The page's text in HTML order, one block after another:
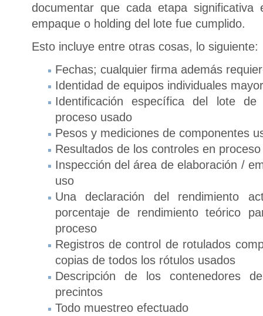
documentar que cada etapa significativa
empaque o holding del lote fue cumplido.
Esto incluye entre otras cosas, lo siguiente:
Fechas; cualquier firma además
Identidad de equipos individuales
Identificación específica del lote
proceso usado
Pesos y mediciones de componentes
Resultados de los controles en
Inspección del área de elaboración /
uso
Una declaración del rendimiento
porcentaje de rendimiento teórico
proceso
Registros de control de rotulados
copias de todos los rótulos usados
Descripción de los contenedores
precintos
Todo muestreo efectuado